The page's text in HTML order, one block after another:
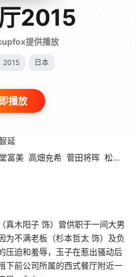
2015
提供播放
2015 日本
播放
延
富美 高畑充希 菅田将晖 松冈茉优
木阳子 饰）曾供职于一间大男
为不满老板（杉本哲太 饰）及负
压迫和羞辱，玉子在惹出骚动后
下前公司所属的西式餐厅附近一